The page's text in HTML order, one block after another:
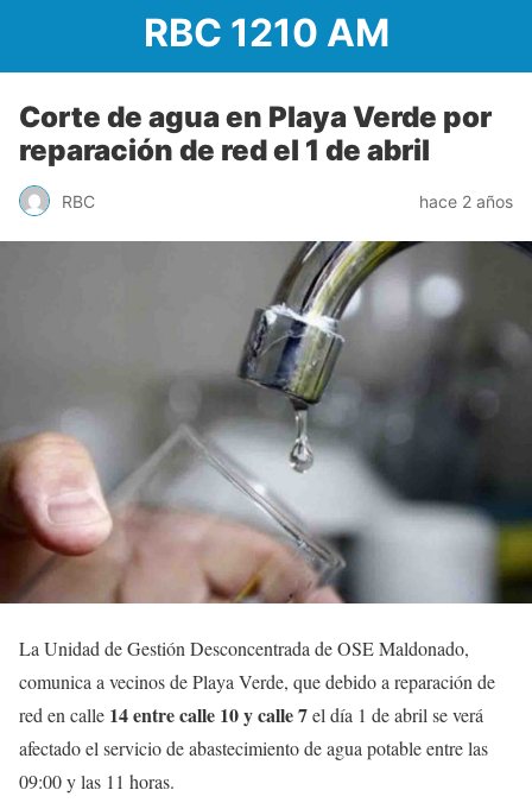
RBC 1210 AM
Corte de agua en Playa Verde por
reparación de red el 1 de abril
RBC hace 2 años
La Unidad de Gestión Desconcentrada de OSE Maldonado,
comunica a vecinos de Playa Verde, que debido a reparación de
red en calle 14 entre calle 10 y calle 7el día 1 de abril se verá
afectado el servicio de abastecimiento de agua potable entre las
09:00 y las 11 horas.